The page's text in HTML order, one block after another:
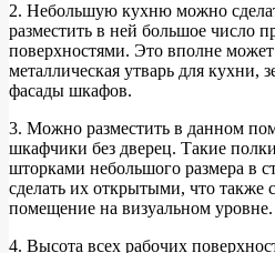
2. Небольшую кухню можно
разместить в ней большое число
поверхностями. Это вполне
металлическая утварь для кухни,
фасады шкафов.
3. Можно разместить в данном
шкафчики без дверец. Такие
шторками небольшого размера в
сделать их открытыми, что также
помещение на визуальном уровне.
4. Высота всех рабочих